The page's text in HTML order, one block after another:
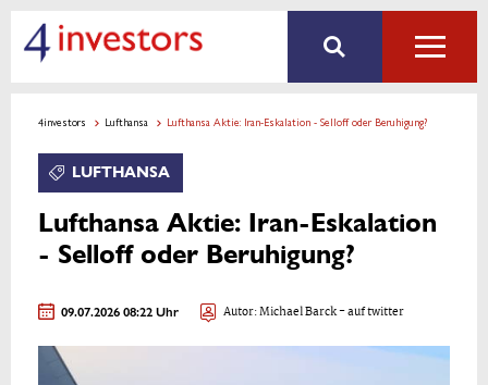
4investors Lufthansa Lufthansa Aktie: Iran-Eskalation - Selloff oder Beruhigung?
LUFTHANSA
Lufthansa Aktie: Iran-Eskalation
- Selloff oder Beruhigung?
09.07.2026 08:22 Uhr Autor:Michael Barck- auf twitter